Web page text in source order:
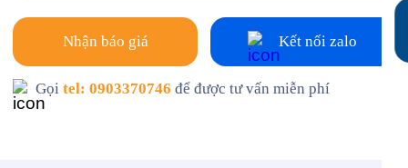
Nhận báo giá Kết nối zalo
Gọitel: 0903370746 để được tư vấn miễn phí